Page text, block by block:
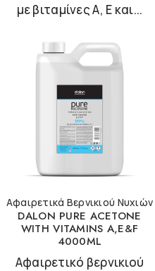
με βιταμίνες A, E και...
Αφαιρετικά Βερνικιού Νυχιών
DALON PURE ACETONE
WITH VITAMINS A,E&F
4000ML
Αφαιρετικό βερνικιού